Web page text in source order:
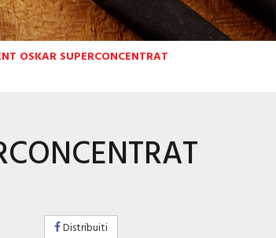
OSKAR SUPERCONCENTRAT
Distribuiti